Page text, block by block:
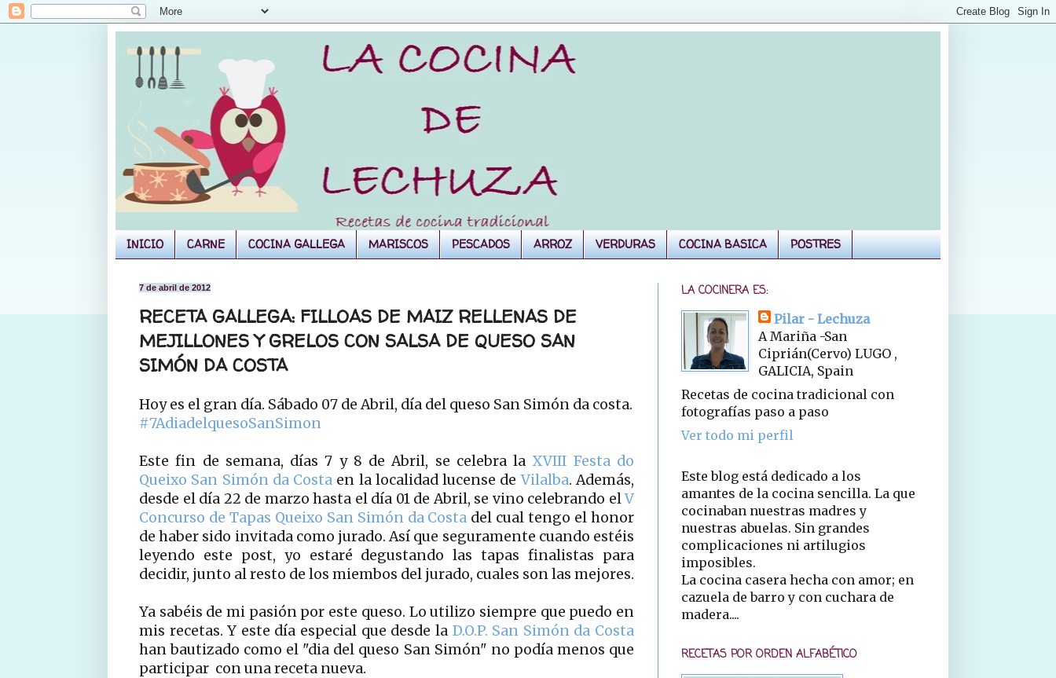
INICIO CARNE COCINA GALLEGA MARISCOS PESCADOS ARROZ VERDURAS COCINA BASICA POSTRES
7 de abril de 2012
RECETA GALLEGA: FILLOAS DE MAIZ RELLENAS DE
MEJILLONES Y GRELOS CON SALSA DE QUESO SAN
SIMÓN DA COSTA
Hoy es el gran día. Sábado 07 de Abril, día del queso San Simón da costa.
#7AdiadelquesoSanSimon
Este fin de semana, días 7 y 8 de Abril, se celebra laXVIII Festa do
Queixo San Simón da Costa en la localidad lucense de Vilalba. Además,
desde el día 22 de marzo hasta el día 01 de Abril, se vino celebrando elV
Concurso de Tapas Queixo San Simón da Costa del cual tengo el honor
de haber sido invitada como jurado. Así que seguramente cuando estéis
leyendo este post, yo estaré degustando las tapas finalistas para
decidir, junto al resto de los miembos del jurado, cuales son las mejores.
Ya sabéis de mi pasión por este queso. Lo utilizo siempre que puedo en
mis recetas. Y este día especial que desde laD.O.P. San Simón da Costa
han bautizado como el "dia del queso San Simón" no podía menos que
participar con una receta nueva.
LA COCINERA ES:
Pilar - Lechuza
A Mariña -San
Ciprián(Cervo) LUGO ,
GALICIA, Spain
Recetas de cocina tradicional con
fotografías paso a paso
Ver todo mi perfil
Este blog está dedicado a los
amantes de la cocina sencilla. La que
cocinaban nuestras madres y
nuestras abuelas. Sin grandes
complicaciones ni artilugios
imposibles.
La cocina casera hecha con amor; en
cazuela de barro y con cuchara de
madera....
RECETAS POR ORDEN ALFABÉTICO